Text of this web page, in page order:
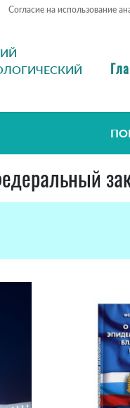
Согласие на использование